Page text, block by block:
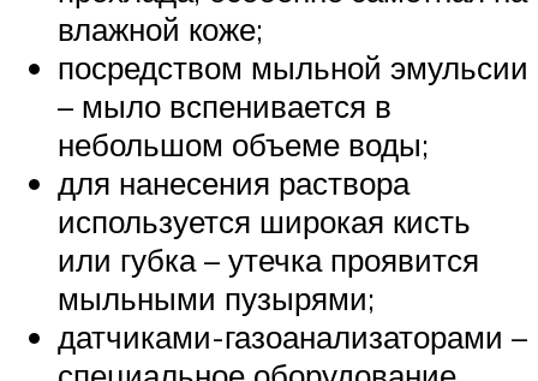
влажной коже;
посредством мыльной эмульсии
– мыло вспенивается в
небольшом объеме воды;
для нанесения раствора
используется широкая кисть
или губка – утечка проявится
мыльными пузырями;
датчиками-газоанализаторами –